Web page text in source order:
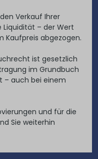
Verkauf Ihrer
– der Wert
Kaufpreis abgezogen.
ist gesetzlich
im Grundbuch
– auch bei einem
und für die
Sie weiterhin